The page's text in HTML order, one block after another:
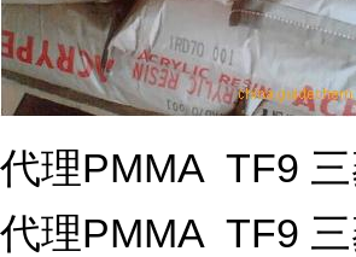
代理PMMA TF9 三
代理PMMA TF9 三